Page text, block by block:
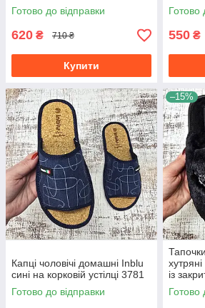
Готово до відправки
620 ₴ 710 ₴
Купити
Готово
550 ₴
Капці чоловічі домашні Inblu
сині на корковій устілці 3781
Готово до відправки
–15%
із
Готово